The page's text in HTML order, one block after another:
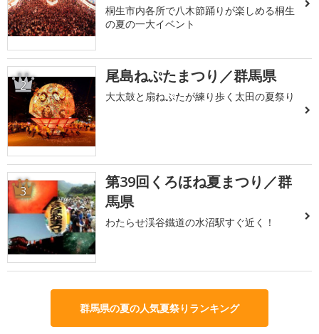
桐生市内各所で八木節踊りが楽しめる桐生
の夏の一大イベント
2 尾島ねぷたまつり／群馬県
大太鼓と扇ねぷたが練り歩く太田の夏祭り
3
第39回くろほね夏まつり／群
馬県
わたらせ渓谷鐵道の水沼駅すぐ近く！
群馬県の夏の人気夏祭りランキング